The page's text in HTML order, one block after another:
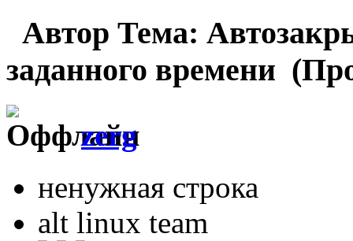
Автор Тема:
заданного времени
zerg
ненужная строка
alt linux team